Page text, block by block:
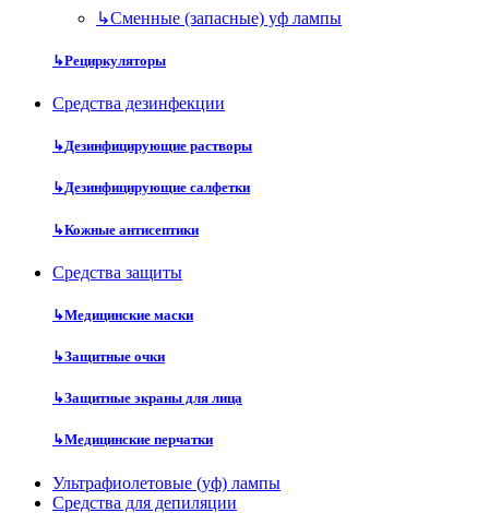
↳Сменные (запасные) уф лампы
↳Рециркуляторы
Средства дезинфекции
↳Дезинфицирующие растворы
↳Дезинфицирующие салфетки
↳Кожные антисептики
Средства защиты
↳Медицинские маски
↳Защитные очки
↳Защитные экраны для лица
↳Медицинские перчатки
Ультрафиолетовые (уф) лампы
Средства для депиляции